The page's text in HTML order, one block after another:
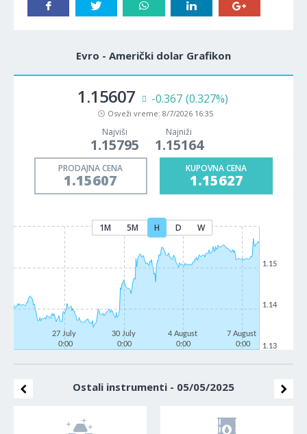
Evro - Američki dolar Grafikon
1.15607 -0.367 (0.327%)
Osveži vreme: 8/7/2026 16:35
Najviši
1.15795
Najniži
1.15164
PRODAJNA CENA
1.15607
KUPOVNA CENA
1.15627
1M 5M H D W
27 July
0:00
30 July
0:00
4 August
0:00
7 August
0:00
1.13
1.14
1.15
Ostali instrumenti - 05/05/2025